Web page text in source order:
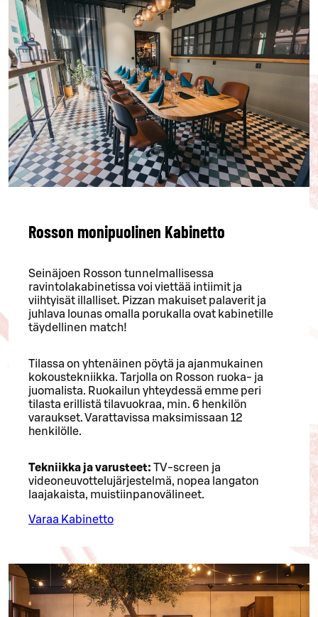
Rosson monipuolinen Kabinetto
Seinäjoen Rosson tunnelmallisessa
ravintolakabinetissa voi viettää intiimit ja
viihtyisät illalliset. Pizzan makuiset palaverit ja
juhlava lounas omalla porukalla ovat kabinetille
täydellinen match!
Tilassa on yhtenäinen pöytä ja ajanmukainen
kokoustekniikka. Tarjolla on Rosson ruoka- ja
juomalista. Ruokailun yhteydessä emme peri
tilasta erillistä tilavuokraa, min. 6 henkilön
varaukset. Varattavissa maksimissaan 12
henkilölle.
Tekniikka ja varusteet: TV-screen ja
videoneuvottelujärjestelmä, nopea langaton
laajakaista, muistiinpanovälineet.
Varaa Kabinetto